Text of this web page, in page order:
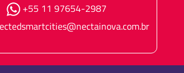
+55 11 97654-2987